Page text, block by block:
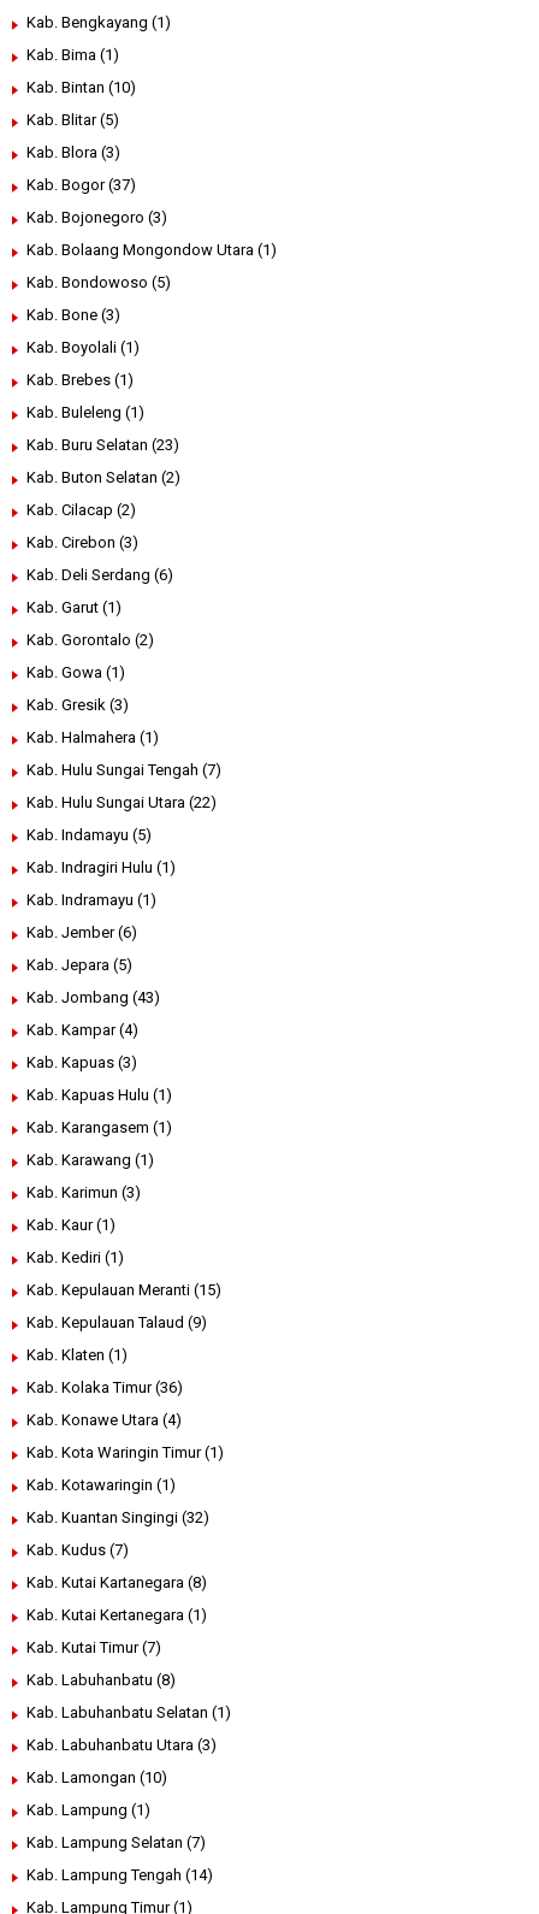
Kab. Bengkayang (1)
Kab. Bima (1)
Kab. Bintan (10)
Kab. Blitar (5)
Kab. Blora (3)
Kab. Bogor (37)
Kab. Bojonegoro (3)
Kab. Bolaang Mongondow Utara (1)
Kab. Bondowoso (5)
Kab. Bone (3)
Kab. Boyolali (1)
Kab. Brebes (1)
Kab. Buleleng (1)
Kab. Buru Selatan (23)
Kab. Buton Selatan (2)
Kab. Cilacap (2)
Kab. Cirebon (3)
Kab. Deli Serdang (6)
Kab. Garut (1)
Kab. Gorontalo (2)
Kab. Gowa (1)
Kab. Gresik (3)
Kab. Halmahera (1)
Kab. Hulu Sungai Tengah (7)
Kab. Hulu Sungai Utara (22)
Kab. Indamayu (5)
Kab. Indragiri Hulu (1)
Kab. Indramayu (1)
Kab. Jember (6)
Kab. Jepara (5)
Kab. Jombang (43)
Kab. Kampar (4)
Kab. Kapuas (3)
Kab. Kapuas Hulu (1)
Kab. Karangasem (1)
Kab. Karawang (1)
Kab. Karimun (3)
Kab. Kaur (1)
Kab. Kediri (1)
Kab. Kepulauan Meranti (15)
Kab. Kepulauan Talaud (9)
Kab. Klaten (1)
Kab. Kolaka Timur (36)
Kab. Konawe Utara (4)
Kab. Kota Waringin Timur (1)
Kab. Kotawaringin (1)
Kab. Kuantan Singingi (32)
Kab. Kudus (7)
Kab. Kutai Kartanegara (8)
Kab. Kutai Kertanegara (1)
Kab. Kutai Timur (7)
Kab. Labuhanbatu (8)
Kab. Labuhanbatu Selatan (1)
Kab. Labuhanbatu Utara (3)
Kab. Lamongan (10)
Kab. Lampung (1)
Kab. Lampung Selatan (7)
Kab. Lampung Tengah (14)
Kab. Lampung Timur (1)